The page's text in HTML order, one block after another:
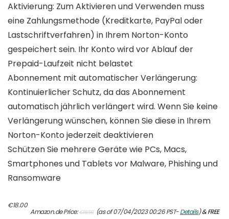
Aktivierung: Zum Aktivieren und Verwenden muss
eine Zahlungsmethode (Kreditkarte, PayPal oder
Lastschriftverfahren) in Ihrem Norton-Konto
gespeichert sein. Ihr Konto wird vor Ablauf der
Prepaid-Laufzeit nicht belastet
Abonnement mit automatischer Verlängerung:
Kontinuierlicher Schutz, da das Abonnement
automatisch jährlich verlängert wird. Wenn Sie keine
Verlängerung wünschen, können Sie diese in Ihrem
Norton-Konto jederzeit deaktivieren
Schützen Sie mehrere Geräte wie PCs, Macs,
Smartphones und Tablets vor Malware, Phishing und
Ransomware
Amazon.de Price:€18.59 price
€18.00
price
(as of 07/04/2023 00:26 PST-Details)&FREE